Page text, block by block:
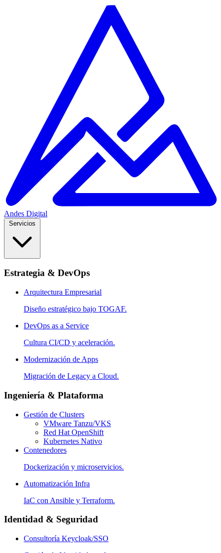
Andes Digital
Estrategia & DevOps
Arquitectura Empresarial
Diseño estratégico bajo TOGAF.
DevOps as a Service
Cultura CI/CD y aceleración.
Modernización de Apps
Migración de Legacy a Cloud.
Ingeniería & Plataforma
Gestión de Clusters
VMware Tanzu/VKS
Red Hat OpenShift
Kubernetes Nativo
Contenedores
Dockerización y microservicios.
Automatización Infra
IaC con Ansible y Terraform.
Identidad & Seguridad
Consultoría Keycloak/SSO